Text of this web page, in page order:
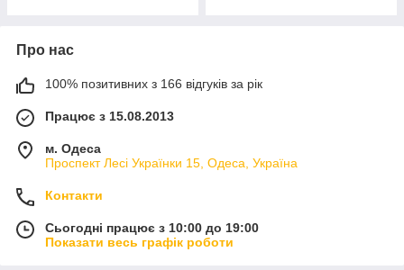
Про нас
100% позитивних з 166 відгуків за рік
Працює з 15.08.2013
м. Одеса
Проспект Лесі Українки 15, Одеса, Україна
Контакти
Сьогодні працює з 10:00 до 19:00
Показати весь графік роботи